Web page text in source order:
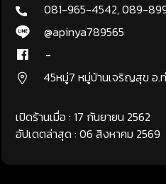
081-965-4542,089-
@apinya789565
-
45หมู่7 หมู่บ้านเจริญสุข อ.
เปิดร้านเมื่อ : 17 กันยายน 2562
อัปเดตล่าสุด : 06 สิงหาคม 2569